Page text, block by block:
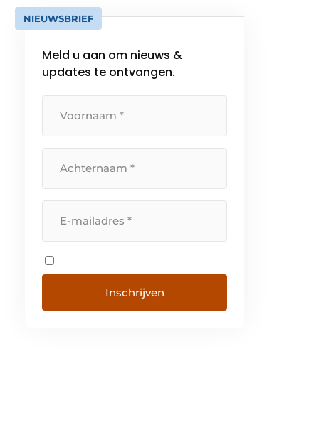
NIEUWSBRIEF
Meld u aan om nieuws &
updates te ontvangen.